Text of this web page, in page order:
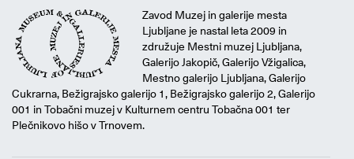
Zavod Muzej in galerije mesta
Ljubljane je nastal leta 2009 in
združuje Mestni muzej Ljubljana,
Galerijo Jakopič, Galerijo Vžigalica,
Mestno galerijo Ljubljana, Galerijo
Cukrarna, Bežigrajsko galerijo 1, Bežigrajsko galerijo 2, Galerijo
001 in Tobačni muzej v Kulturnem centru Tobačna 001 ter
Plečnikovo hišo v Trnovem.